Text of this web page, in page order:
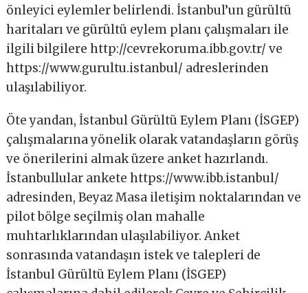
önleyici eylemler belirlendi. İstanbul’un gürültü
haritaları ve gürültü eylem planı çalışmaları ile
ilgili bilgilere http://cevrekoruma.ibb.gov.tr/ ve
https://www.gurultu.istanbul/ adreslerinden
ulaşılabiliyor.
Öte yandan, İstanbul Gürültü Eylem Planı (İSGEP)
çalışmalarına yönelik olarak vatandaşların görüş
ve önerilerini almak üzere anket hazırlandı.
İstanbullular ankete https://www.ibb.istanbul/
adresinden, Beyaz Masa iletişim noktalarından ve
pilot bölge seçilmiş olan mahalle
muhtarlıklarından ulaşılabiliyor. Anket
sonrasında vatandaşın istek ve talepleri de
İstanbul Gürültü Eylem Planı (İSGEP)